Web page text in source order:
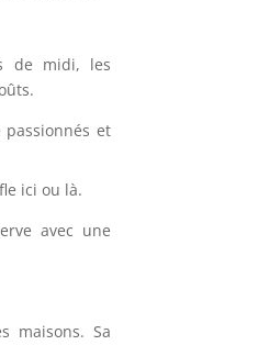
de midi, les
passionnés et
ici ou là.
avec une
maisons. Sa